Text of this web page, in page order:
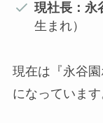
現社長：永
生まれ）
現在は『永谷
になっています